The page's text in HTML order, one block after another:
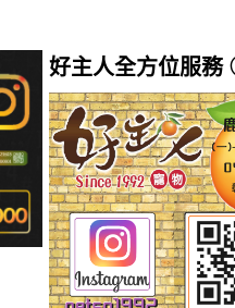
好主人全方位服